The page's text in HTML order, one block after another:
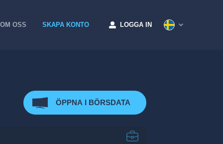
OM OSS SKAPA KONTO LOGGA IN
ÖPPNA I BÖRSDATA